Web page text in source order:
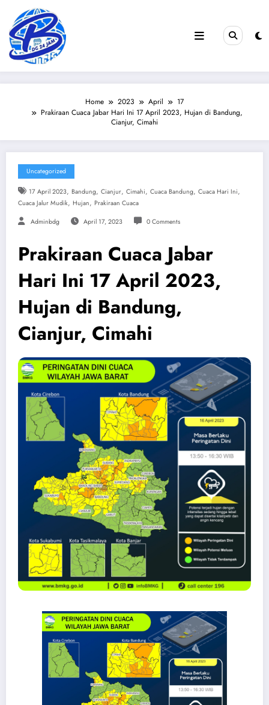
content
Home 2023 April
17
Prakiraan Cuaca Jabar Hari Ini 17 April 2023, Hujan di Bandung,
Cianjur, Cimahi
Uncategorized
17 April 2023, Bandung, Cianjur, Cimahi, Cuaca Bandung, Cuaca Hari Ini,
Cuaca Jalur Mudik, Hujan, Prakiraan Cuaca
Adminbdg April 17, 2023 0 Comments
Prakiraan Cuaca Jabar
Hari Ini 17 April 2023,
Hujan di Bandung,
Cianjur, Cimahi